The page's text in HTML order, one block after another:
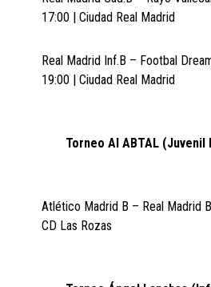
17:00 | Ciudad Real Madrid
Real Madrid Inf.B – Footbal
19:00 | Ciudad Real Madrid
Torneo Al ABTAL (Juvenil
Atlético Madrid B – Real Madrid
CD Las Rozas